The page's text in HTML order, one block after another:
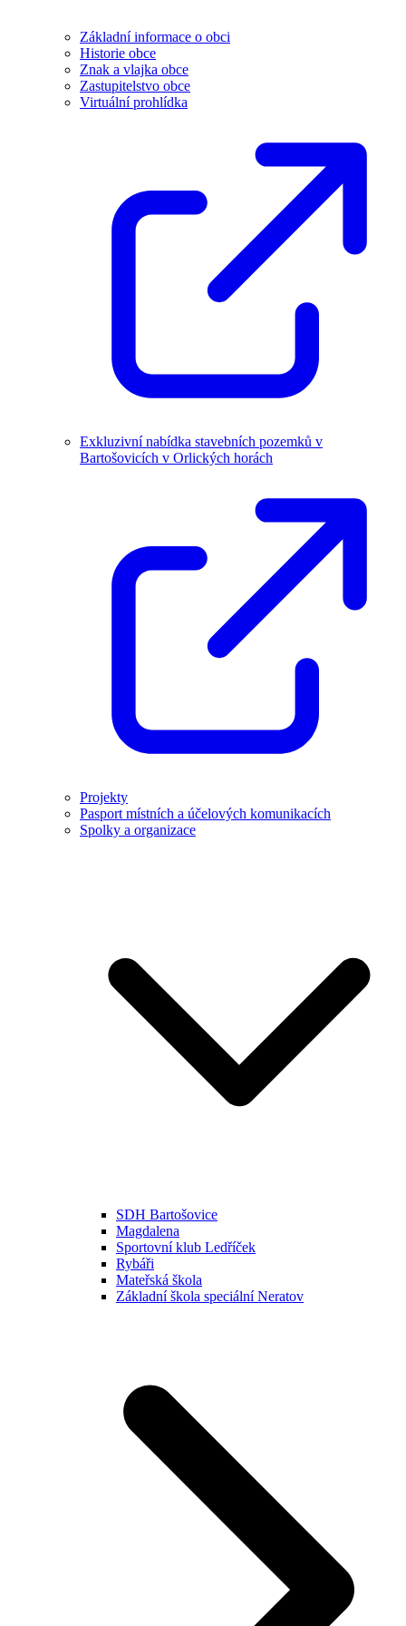
Základní informace o obci
Historie obce
Znak a vlajka obce
Zastupitelstvo obce
Virtuální prohlídka
Exkluzivní nabídka stavebních pozemků v
Bartošovicích v Orlických horách
Projekty
Pasport místních a účelových komunikacích
Spolky a organizace
SDH Bartošovice
Magdalena
Sportovní klub Ledříček
Rybáři
Mateřská škola
Základní škola speciální Neratov